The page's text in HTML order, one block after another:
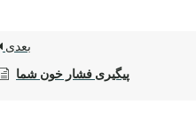
بعدی
پیگیری فشار خون شما